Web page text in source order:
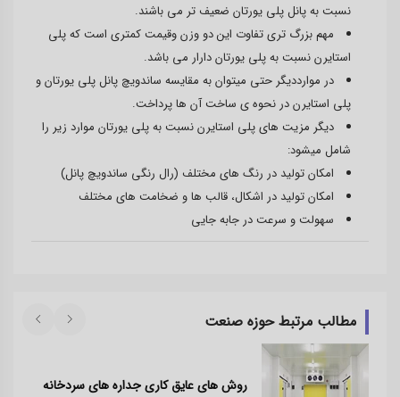
نسبت به پانل پلی یورتان ضعیف تر می باشند.
مهم بزرگ تری تفاوت این دو وزن وقیمت کمتری است که پلی
استایرن نسبت به پلی یورتان دارار می باشد.
در موارددیگر حتی میتوان به مقایسه ساندویچ پانل پلی یورتان و
پلی استایرن در نحوه ی ساخت آن ها پرداخت.
دیگر مزیت های پلی استایرن نسبت به پلی یورتان موارد زیر را
شامل میشود:
امکان تولید در رنگ های مختلف (رال رنگی ساندویچ پانل)
امکان تولید در اشکال، قالب ها و ضخامت های مختلف
سهولت و سرعت در جابه جایی
مطالب مرتبط حوزه صنعت
روش‌ های عایق کاری جداره‌ های سردخانه